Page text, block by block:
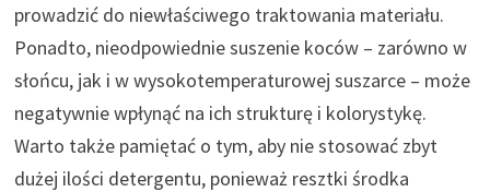
prowadzić do niewłaściwego traktowania materiału.
Ponadto, nieodpowiednie suszenie koców – zarówno w
słońcu, jak i w wysokotemperaturowej suszarce – może
negatywnie wpłynąć na ich strukturę i kolorystykę.
Warto także pamiętać o tym, aby nie stosować zbyt
dużej ilości detergentu, ponieważ resztki środka